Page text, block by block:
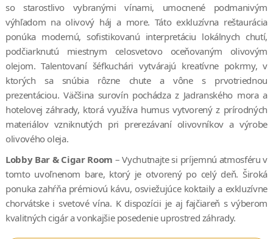
so starostlivo vybranými vínami, umocnené podmanivým
výhľadom na olivový háj a more. Táto exkluzívna reštaurácia
ponúka modernú, sofistikovanú interpretáciu lokálnych chutí,
podčiarknutú miestnym celosvetovo oceňovaným olivovým
olejom. Talentovaní šéfkuchári vytvárajú kreatívne pokrmy, v
ktorých sa snúbia rôzne chute a vône s prvotriednou
prezentáciou. Väčšina surovín pochádza z Jadranského mora a
hotelovej záhrady, ktorá využíva humus vytvorený z prírodných
materiálov vzniknutých pri prerezávaní olivovníkov a výrobe
olivového oleja.
Lobby Bar & Cigar Room – Vychutnajte si príjemnú atmosféru v
tomto uvoľnenom bare, ktorý je otvorený po celý deň. Široká
ponuka zahŕňa prémiovú kávu, osviežujúce koktaily a exkluzívne
chorvátske i svetové vína. K dispozícii je aj fajčiareň s výberom
kvalitných cigár a vonkajšie posedenie uprostred záhrady.